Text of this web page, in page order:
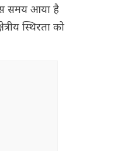
समय आया है
स्थिरता को